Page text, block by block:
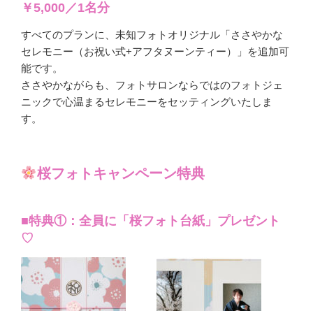
￥5,000／1名分
すべてのプランに、未知フォトオリジナル「ささやかな
セレモニー（お祝い式+アフタヌーンティー）」を追加可
能です。
ささやかながらも、フォトサロンならではのフォトジェ
ニックで心温まるセレモニーをセッティングいたしま
す。
桜フォトキャンペーン特典
■特典①：全員に「桜フォト台紙」プレゼント
♡